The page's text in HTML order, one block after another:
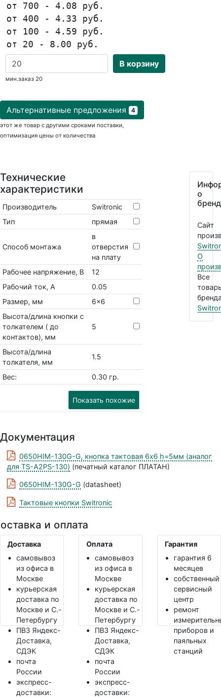
от 700 - 4.08 руб.
от 400 - 4.33 руб.
от 100 - 4.59 руб.
от 20 - 8.00 руб.
В корзину
мин.заказ 20
Альтернативные предложения 4
этот же товар с другими сроками поставки,
оптимизация цены от количества
Технические
характеристики
Производитель
Switronic
Тип
прямая
Способ монтажа
в
отверстия
на плату
Рабочее напряжение, В
12
Рабочий ток, А
0.05
Размер, мм
6x6
Высота/длина кнопки с
толкателем ( до
контактов), мм
5
Высота/длина
толкателя, мм
1.5
Вес: 0.30 гр.
Показать похожие
о
Сайт
О
Все
Документация
0650HIM-130G-G, кнопка тактовая 6х6 h=5мм (аналог
для TS-A2PS-130) (печатный каталог ПЛАТАН)
0650HIM-130G-G (datasheet)
Тактовые кнопки Switronic
и оплата
Доставка
самовывоз
из офиса в
Москве
курьерская
доставка по
Москве и С.-
Петербургу
ПВЗ Яндекс-
Доставка,
СДЭК
почта
России
экспресс-
доставки:
Оплата
самовывоз
из офиса в
Москве
курьерская
доставка по
Москве и С.-
Петербургу
ПВЗ Яндекс-
Доставка,
СДЭК
почта
России
экспресс-
доставки:
Гарантия
гарантия 6
месяцев
собственный
сервисный
центр
ремонт
приборов и
паяльных
станций